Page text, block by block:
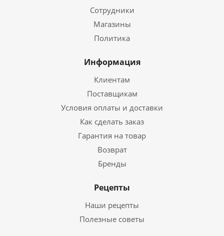
Сотрудники
Магазины
Политика
Информация
Клиентам
Поставщикам
Условия оплаты и доставки
Как сделать заказ
Гарантия на товар
Возврат
Бренды
Рецепты
Наши рецепты
Полезные советы